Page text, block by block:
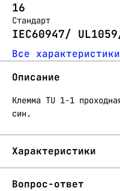
16
Стандарт
IEC60947/
Все характеристики
Описание
Клемма TU 1-1
син.
Характеристики
Вопрос-ответ